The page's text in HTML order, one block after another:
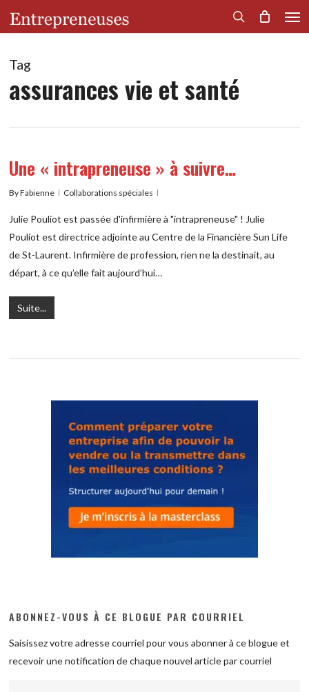
content
search
Tag
assurances vie et santé
Une « intrapreneuse » à suivre…
ByFabienne Collaborations spéciales
Julie Pouliot est passée d'infirmière à "intrapreneuse" ! Julie
Pouliot est directrice adjointe au Centre de la Financière Sun Life
de St-Laurent. Infirmière de profession, rien ne la destinait, au
départ, à ce qu’elle fait aujourd’hui…
Suite...
ABONNEZ-VOUS À CE BLOGUE PAR COURRIEL
Saisissez votre adresse courriel pour vous abonner à ce blogue et
recevoir une notification de chaque nouvel article par courriel